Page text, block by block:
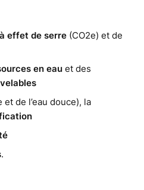
effet de serre (CO2e) et de
en eau et des
et de l’eau douce), la
.